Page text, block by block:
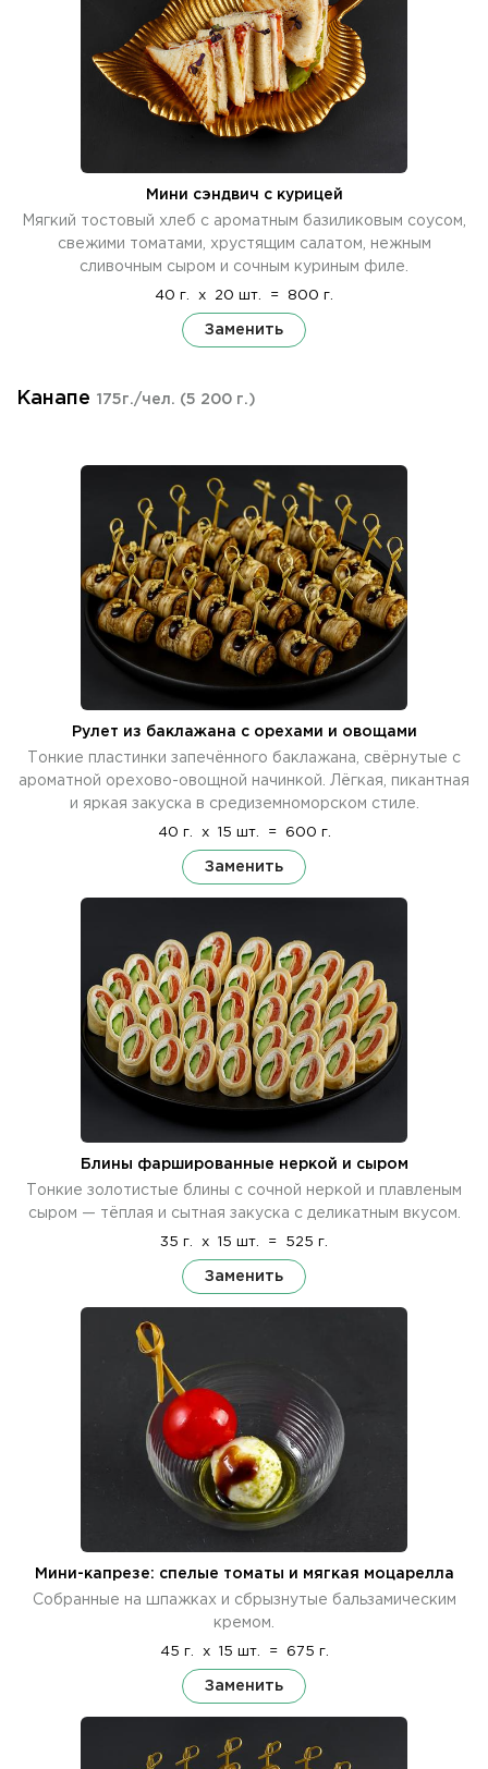
Мини сэндвич с курицей
Мягкий тостовый хлеб с ароматным базиликовым соусом,
свежими томатами, хрустящим салатом, нежным
сливочным сыром и сочным куриным филе.
40 г. x 20 шт. = 800 г.
Заменить
Канапе 175г./чел. (5 200 г.)
Рулет из баклажана с орехами и овощами
Тонкие пластинки запечённого баклажана, свёрнутые с
ароматной орехово-овощной начинкой. Лёгкая, пикантная
и яркая закуска в средиземноморском стиле.
40 г. x 15 шт. = 600 г.
Заменить
Блины фаршированные неркой и сыром
Тонкие золотистые блины с сочной неркой и плавленым
сыром — тёплая и сытная закуска с деликатным вкусом.
35 г. x 15 шт. = 525 г.
Заменить
Мини-капрезе: спелые томаты и мягкая моцарелла
Собранные на шпажках и сбрызнутые бальзамическим
кремом.
45 г. x 15 шт. = 675 г.
Заменить